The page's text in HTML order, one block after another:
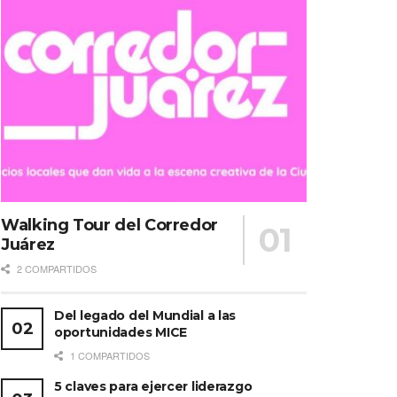
Walking Tour del Corredor
Juárez
2 COMPARTIDOS
Del legado del Mundial a las
oportunidades MICE
1 COMPARTIDOS
5 claves para ejercer liderazgo